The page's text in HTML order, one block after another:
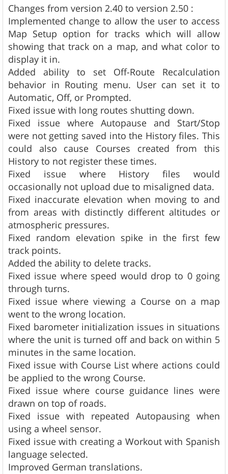
g
e
Changes from version 2.40 to version 2.50 :
Implemented change to allow the user to access
Map Setup option for tracks which will allow
showing that track on a map, and what color to
display it in.
Added ability to set Off-Route Recalculation
behavior in Routing menu. User can set it to
Automatic, Off, or Prompted.
Fixed issue with long routes shutting down.
Fixed issue where Autopause and Start/Stop
were not getting saved into the History files. This
could also cause Courses created from this
History to not register these times.
Fixed issue where History files would
occasionally not upload due to misaligned data.
Fixed inaccurate elevation when moving to and
from areas with distinctly different altitudes or
atmospheric pressures.
Fixed random elevation spike in the first few
track points.
Added the ability to delete tracks.
Fixed issue where speed would drop to 0 going
through turns.
Fixed issue where viewing a Course on a map
went to the wrong location.
Fixed barometer initialization issues in situations
where the unit is turned off and back on within 5
minutes in the same location.
Fixed issue with Course List where actions could
be applied to the wrong Course.
Fixed issue where course guidance lines were
drawn on top of roads.
Fixed issue with repeated Autopausing when
using a wheel sensor.
Fixed issue with creating a Workout with Spanish
language selected.
Improved German translations.